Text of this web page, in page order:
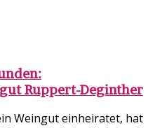
Ruppert-Deginther
Weingut einheiratet, hat